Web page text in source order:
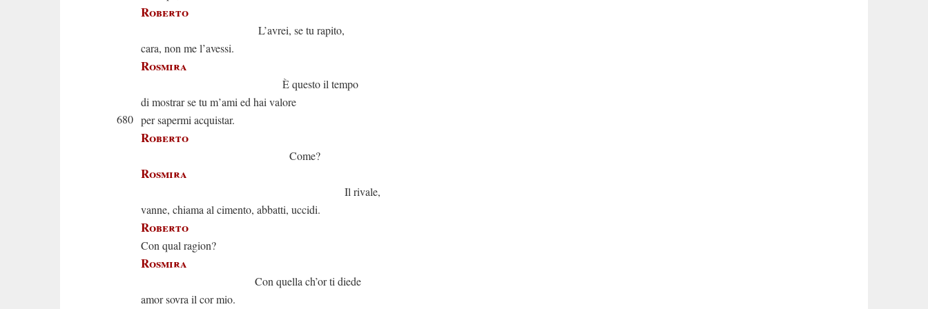
Roberto
L’avrei, se tu rapito,
cara, non me l’avessi.
Rosmira
È questo il tempo
di mostrar se tu m’ami ed hai valore
680 per sapermi acquistar.
Roberto
Come?
Rosmira
Il rivale,
vanne, chiama al cimento, abbatti, uccidi.
Roberto
Con qual ragion?
Rosmira
Con quella ch’or ti diede
amor sovra il cor mio.